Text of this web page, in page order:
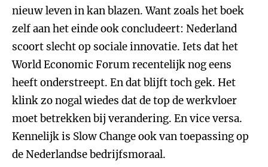
nieuw leven in kan blazen. Want zoals het boek
zelf aan het einde ook concludeert: Nederland
scoort slecht op sociale innovatie. Iets dat het
World Economic Forum recentelijk nog eens
heeft onderstreept. En dat blijft toch gek. Het
klink zo nogal wiedes dat de top de werkvloer
moet betrekken bij verandering. En vice versa.
Kennelijk is Slow Change ook van toepassing op
de Nederlandse bedrijfsmoraal.